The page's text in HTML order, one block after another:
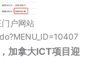
户网站
加拿大ICT项目迎